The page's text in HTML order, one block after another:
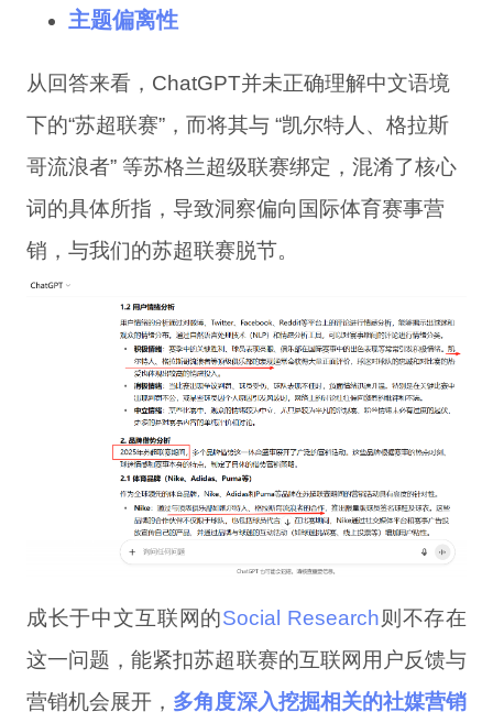
主题偏离性
从回答来看，ChatGPT并未正确理解中文语境
下的“苏超联赛”，而将其与 “凯尔特人、格拉斯
哥流浪者” 等苏格兰超级联赛绑定，混淆了核心
词的具体所指，导致洞察偏向国际体育赛事营
销，与我们的苏超联赛脱节。
成长于中文互联网的Social Research则不存在
这一问题，能紧扣苏超联赛的互联网用户反馈与
营销机会展开， 多角度深入挖掘相关的社媒营销